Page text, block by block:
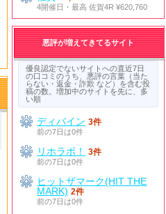
4開催日・最高 佐賀4R ¥620,760
悪評が増えてきてるサイト
優良認定でないサイトへの直近7日
の口コミのうち、悪評の言葉（当た
らない・返金・詐欺 など）を含む投
稿の数。増加中のサイトを先に、多
い順
ディバイン 3件
前の7日は0件
リホラボ！
3件
前の7日は0件
ヒットザマーク(HIT THE
MARK) 2件
前の7日は0件